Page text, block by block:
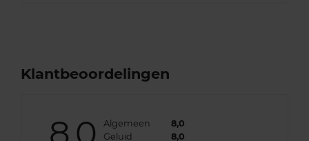
Klantbeoordelingen
Algemeen
8,0
Geluid
8,0